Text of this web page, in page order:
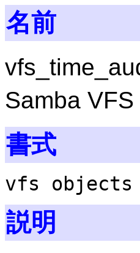
名前
Samba
書式
vfs objects
説明